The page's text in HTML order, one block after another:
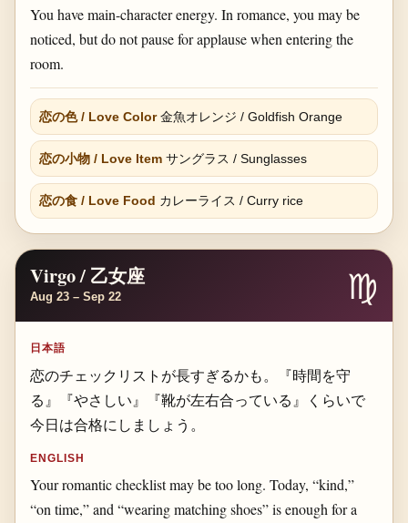
You have main-character energy. In romance, you may be
noticed, but do not pause for applause when entering the
room.
恋の色 / Love Color金魚オレンジ / Goldfish Orange
恋の小物 / Love Itemサングラス / Sunglasses
恋の食 / Love Food カレーライス / Curry rice
Virgo / 乙女座
Aug 23 – Sep 22 ♍
日本語
恋のチェックリストが長すぎるかも。『時間を守
る』『やさしい』『靴が左右合っている』くらいで
今日は合格にしましょう。
ENGLISH
Your romantic checklist may be too long. Today, “kind,”
“on time,” and “wearing matching shoes” is enough for a